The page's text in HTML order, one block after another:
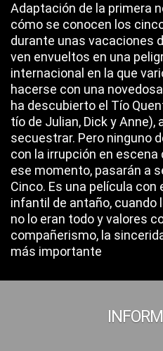
Adaptación de la primera
cómo se conocen los
durante unas vacaciones
ven envueltos en una
internacional en la que
hacerse con una
ha descubierto el Tío
tío de Julian, Dick y Anne),
secuestrar. Pero ninguno
con la irrupción en escena
ese momento, pasarán a
Cinco. Es una película con
infantil de antaño,
no lo eran todo y valores
compañerismo, la
más importante